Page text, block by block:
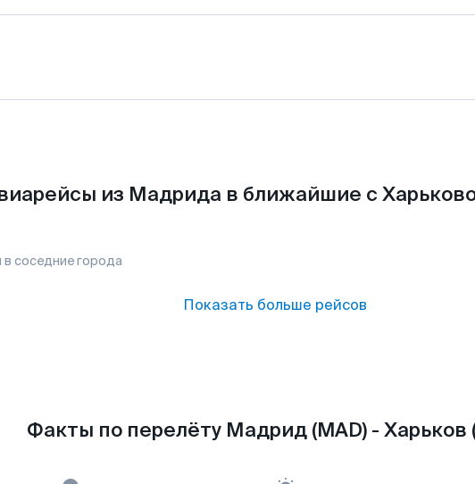
из Мадрида в ближайшие с
в соседние города
Показать больше рейсов
Факты по перелёту Мадрид (MAD) - Харьков